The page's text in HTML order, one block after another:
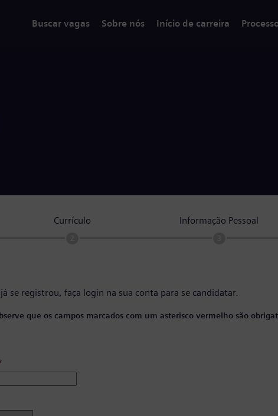
Buscar vagas Sobre nós Início de carreira
Currículo Informação Pessoal
já se registrou, faça login na sua conta para se candidatar.
que os campos marcados com um asterisco vermelho são